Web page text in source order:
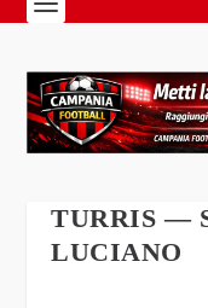
TURRIS —
LUCIANO